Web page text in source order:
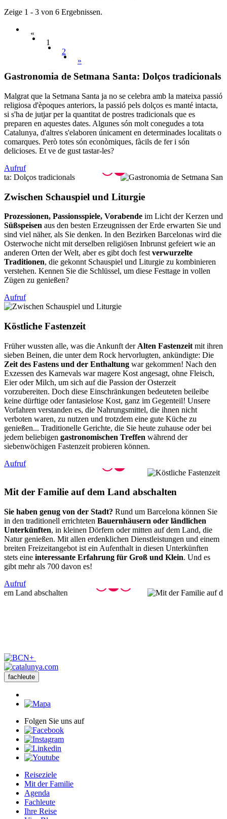
Zeige 1 - 3 von 6 Ergebnissen.
«
1
2
»
Gastronomia de Setmana Santa: Dolços tradicionals
Malgrat que la Setmana Santa ja no se celebra amb la mateixa passió
religiosa d'èpoques anteriors, la passió pels dolços es manté intacta,
si s'ha de jutjar per la quantitat de postres tradicionals que es
preparen en aquestes dates. Algunes són molt conegudes a tota
Catalunya, d'altres s'elaboren únicament en determinades localitats o
comarques. Però totes són econòmiques, fàcils de fer i són
delicioses. Et ve de gust tastar-les?
Aufruf
Zwischen Schauspiel und Liturgie
Prozessionen, Passionsspiele, Vorabende im Licht der Kerzen und
Süßspeisen aus den besten Erzeugnissen der Erde erwarten Sie und
sind viel näher, als Sie denken. In den Bezirken Barcelonas wird die
Osterwoche nicht mit derselben religiösen Inbrunst gefeiert wie an
anderen Orten der Welt, aber es gibt doch fest verwurzelte
Traditionen, die gekonnt Schauspiel und Liturgie zu kombinieren
verstehen. Kennen Sie die Schlüssel, um diese Festtage in vollen
Zügen zu genießen?
Aufruf
Köstliche Fastenzeit
Früher wussten alle, was die Ankunft der Alten Fastenzeit mit ihren
sieben Beinen, die unter dem Rock hervorlugten, ankündigte: Die
Zeit des Fastens und der Enthaltung war gekommen! Nach den
Exzessen des Karnevals war magere Kost angesagt, ohne Fleisch,
Eier oder Milch, um sich auf die Passion der Osterzeit
vorzubereiten. Doch diese Einschränkungen bedeuteten beileibe
keine dürftige oder fantasielose Kost, ganz im Gegenteil! Unsere
Vorfahren verstanden es, die Nahrungsmittel, die ihnen nicht
verboten waren, zu nutzen und trotzdem eine gute Küche zu
genießen... Traditionelle Gerichte, die Sie heute zuhause oder bei
jedem beliebigen gastronomischen Treffen während der
siebenwöchigen Fastenzeit probieren können.
Aufruf
Mit der Familie auf dem Land abschalten
Sie haben genug von der Stadt? Rund um Barcelona können Sie
in den traditionell errichteten Bauernhäusern oder ländlichen
Unterkünften, in kleinen Dörfern oder mitten auf dem Land, die
Natur genießen. Mit allen erdenklichen Dienstleistungen und einem
breiten Freizeitangebot ist ein Aufenthalt in diesen Unterkünften
stets eine interessante Erfahrung für Groß und Klein. Und es
gibt mehr als 700 davon es!
Aufruf
fachleute
Folgen Sie uns auf
Reiseziele
Mit der Familie
Agenda
Fachleute
Ihre Reise